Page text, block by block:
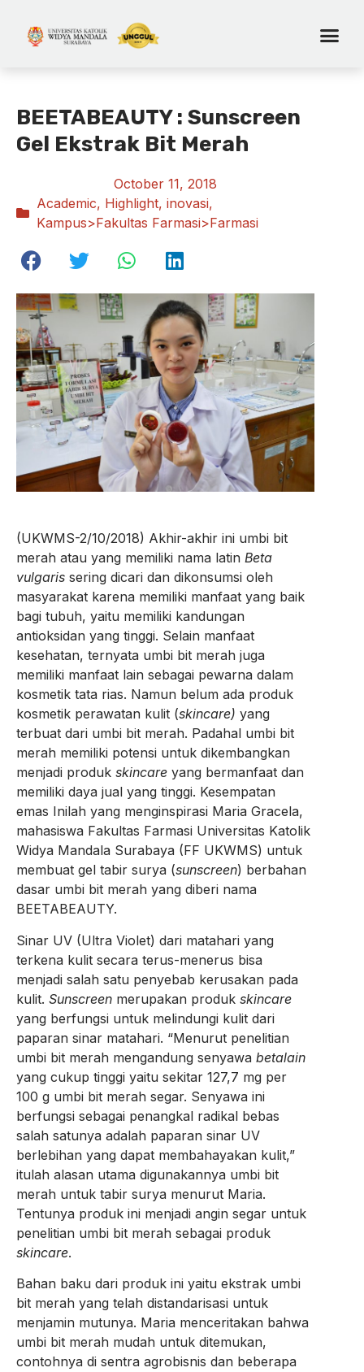
BEETABEAUTY : Sunscreen
Gel Ekstrak Bit Merah
October 11, 2018
Academic, Highlight, inovasi,
Kampus>Fakultas Farmasi>Farmasi
(UKWMS-2/10/2018) Akhir-akhir ini umbi bit
merah atau yang memiliki nama latin Beta
vulgaris sering dicari dan dikonsumsi oleh
masyarakat karena memiliki manfaat yang baik
bagi tubuh, yaitu memiliki kandungan
antioksidan yang tinggi. Selain manfaat
kesehatan, ternyata umbi bit merah juga
memiliki manfaat lain sebagai pewarna dalam
kosmetik tata rias. Namun belum ada produk
kosmetik perawatan kulit (skincare) yang
terbuat dari umbi bit merah. Padahal umbi bit
merah memiliki potensi untuk dikembangkan
menjadi produk skincare yang bermanfaat dan
memiliki daya jual yang tinggi. Kesempatan
emas Inilah yang menginspirasi Maria Gracela,
mahasiswa Fakultas Farmasi Universitas Katolik
Widya Mandala Surabaya (FF UKWMS) untuk
membuat gel tabir surya (sunscreen) berbahan
dasar umbi bit merah yang diberi nama
BEETABEAUTY.
Sinar UV (Ultra Violet) dari matahari yang
terkena kulit secara terus-menerus bisa
menjadi salah satu penyebab kerusakan pada
kulit. Sunscreen merupakan produk skincare
yang berfungsi untuk melindungi kulit dari
paparan sinar matahari. “Menurut penelitian
umbi bit merah mengandung senyawa betalain
yang cukup tinggi yaitu sekitar 127,7 mg per
100 g umbi bit merah segar. Senyawa ini
berfungsi sebagai penangkal radikal bebas
salah satunya adalah paparan sinar UV
berlebihan yang dapat membahayakan kulit,”
itulah alasan utama digunakannya umbi bit
merah untuk tabir surya menurut Maria.
Tentunya produk ini menjadi angin segar untuk
penelitian umbi bit merah sebagai produk
skincare.
Bahan baku dari produk ini yaitu ekstrak umbi
bit merah yang telah distandarisasi untuk
menjamin mutunya. Maria menceritakan bahwa
umbi bit merah mudah untuk ditemukan,
contohnya di sentra agrobisnis dan beberapa